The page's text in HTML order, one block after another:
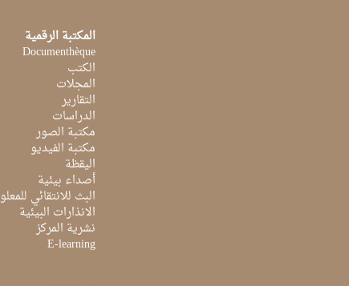
المكتبة الرقمية
Documenthèque
الكتب
المجلات
التقارير
الدراسات
مكتبة الصور
مكتبة الفيديو
اليقظة
أصداء بيئية
البث للانتقائي
الانذارات البيئية
نشرية المركز
E-learning